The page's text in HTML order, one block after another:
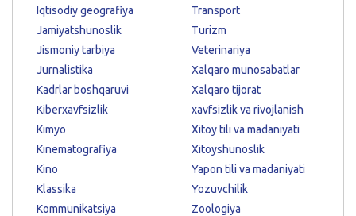
Iqtisodiy geografiya
Jamiyatshunoslik
Jismoniy tarbiya
Jurnalistika
Kadrlar boshqaruvi
Kiberxavfsizlik
Kimyo
Kinematografiya
Kino
Klassika
Kommunikatsiya
Transport
Turizm
Veterinariya
Xalqaro munosabatlar
Xalqaro tijorat
xavfsizlik va rivojlanish
Xitoy tili va madaniyati
Xitoyshunoslik
Yapon tili va madaniyati
Yozuvchilik
Zoologiya